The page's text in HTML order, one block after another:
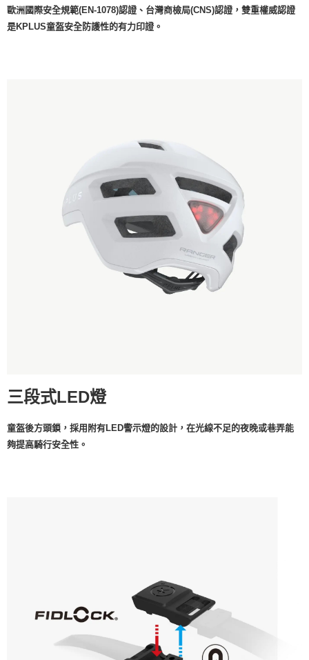
歐洲國際安全規範(EN-1078)認證、台灣商檢局(CNS)認證，雙重權威認證
是KPLUS童盔安全防護性的有力印證。
三段式LED燈
童盔後方頭鎖，採用附有LED警示燈的設計，在光線不足的夜晚或巷弄能
夠提高騎行安全性。